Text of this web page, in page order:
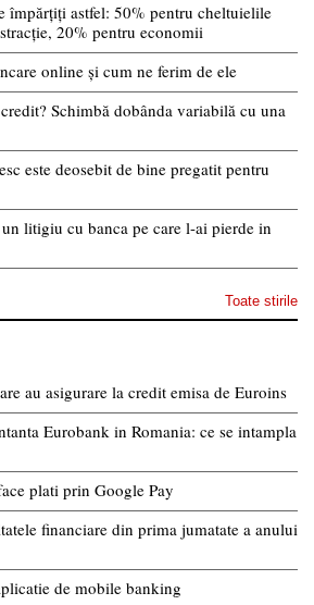
împărțiți astfel: 50% pentru cheltuielile
20% pentru economii
online și cum ne ferim de ele
Schimbă dobânda variabilă cu una
este deosebit de bine pregatit pentru
litigiu cu banca pe care l-ai pierde in
Toate stirile
au asigurare la credit emisa de Euroins
Eurobank in Romania: ce se intampla
plati prin Google Pay
financiare din prima jumatate a anului
de mobile banking